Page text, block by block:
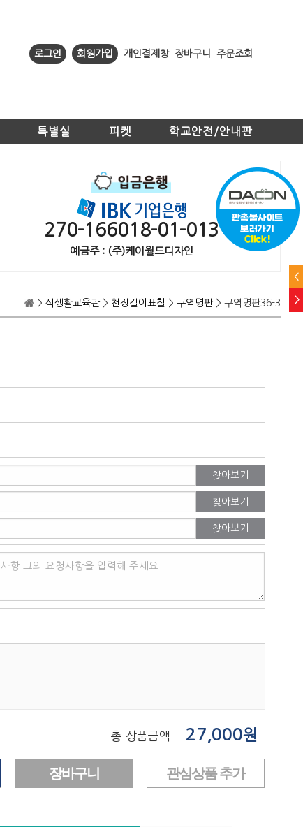
로그인 회원가입 개인결제창 장바구니 주문조회
특별실 피켓 학교안전/안내판
270-166018-01-013
예금주 : (주)케이월드디자인
> 식생활교육관> 천정걸이표찰 > 구역명판 > 구역명판36-3
찾아보기
찾아보기
찾아보기
총 상품금액 27,000원
<
>